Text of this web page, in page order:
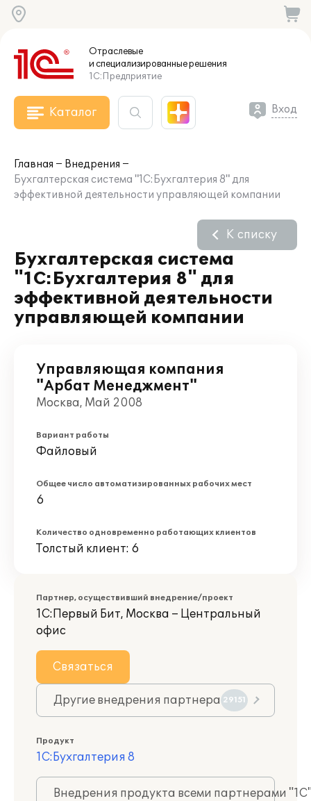
Отраслевые
и специализированныерешения
1С:Предприятие
Каталог Вход
Главная
Внедрения
Бухгалтерская система "1С:Бухгалтерия 8" для
эффективной деятельности управляющей компании
Бухгалтерская система
"1С:Бухгалтерия 8" для
эффективной деятельности
управляющей компании
К списку
Управляющая компания
"Арбат Менеджмент"
Москва, Май 2008
Вариант работы
Файловый
Общее число автоматизированных рабочих мест
6
Количество одновременно работающих клиентов
Толстый клиент: 6
Партнер, осуществивший внедрение/проект
1С:Первый Бит, Москва – Центральный
офис
Связаться
Другие внедрения партнера 29151
Продукт
1С:Бухгалтерия 8
Внедрения продукта всеми партнерами